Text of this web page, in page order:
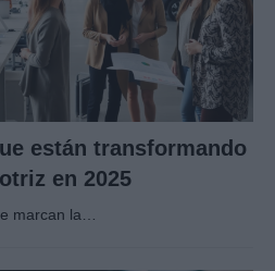
están transformando
en 2025
marcan la…